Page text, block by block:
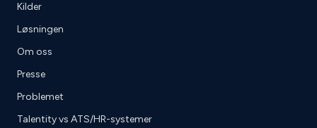
Kilder
Løsningen
Om oss
Presse
Problemet
Talentity vs ATS/HR-systemer